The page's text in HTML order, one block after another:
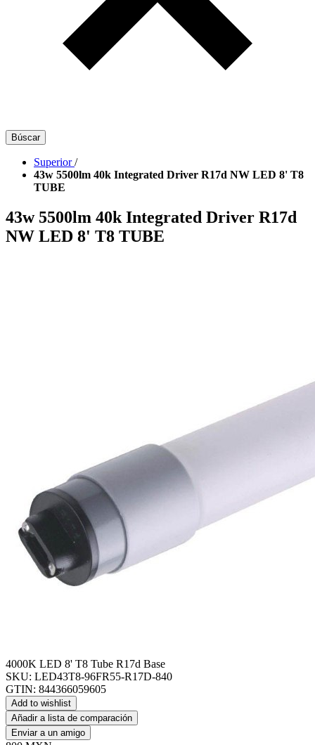
Búscar
Superior /
43w 5500lm 40k Integrated Driver R17d NW LED 8' T8
TUBE
43w 5500lm 40k Integrated Driver R17d
NW LED 8' T8 TUBE
4000K LED 8' T8 Tube R17d Base
SKU: LED43T8-96FR55-R17D-840
GTIN: 844366059605
Add to wishlist
Añadir a lista de comparación
Enviar a un amigo